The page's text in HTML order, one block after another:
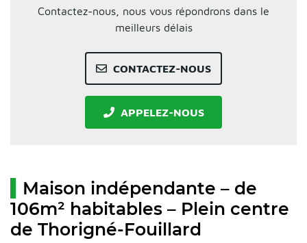
Contactez-nous, nous vous répondrons dans le
meilleurs délais
CONTACTEZ-NOUS
APPELEZ-NOUS
Maison indépendante – de
106m² habitables – Plein centre
de Thorigné-Fouillard